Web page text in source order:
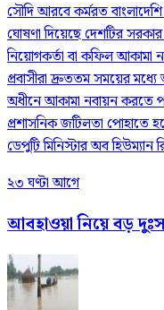
সৌদি আরবে কর্মরত বাংলাদেশি
ঘোষণা দিয়েছে দেশটির
নিয়োগকর্তা বা কফিল আকামা
প্রবাসীরা দ্রুততম সময়ের
অধীনে আকামা নবায়ন করতে
প্রশাসনিক জটিলতা পোহাতে
ডেপুটি মিনিস্টার অব
২৩ ঘণ্টা আগে
আবহাওয়া নিয়ে বড়